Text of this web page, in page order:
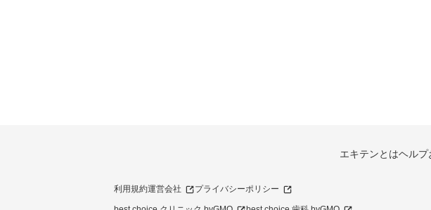
エキテンとはヘルプ
利用規約運営会社 プライバシーポリシー